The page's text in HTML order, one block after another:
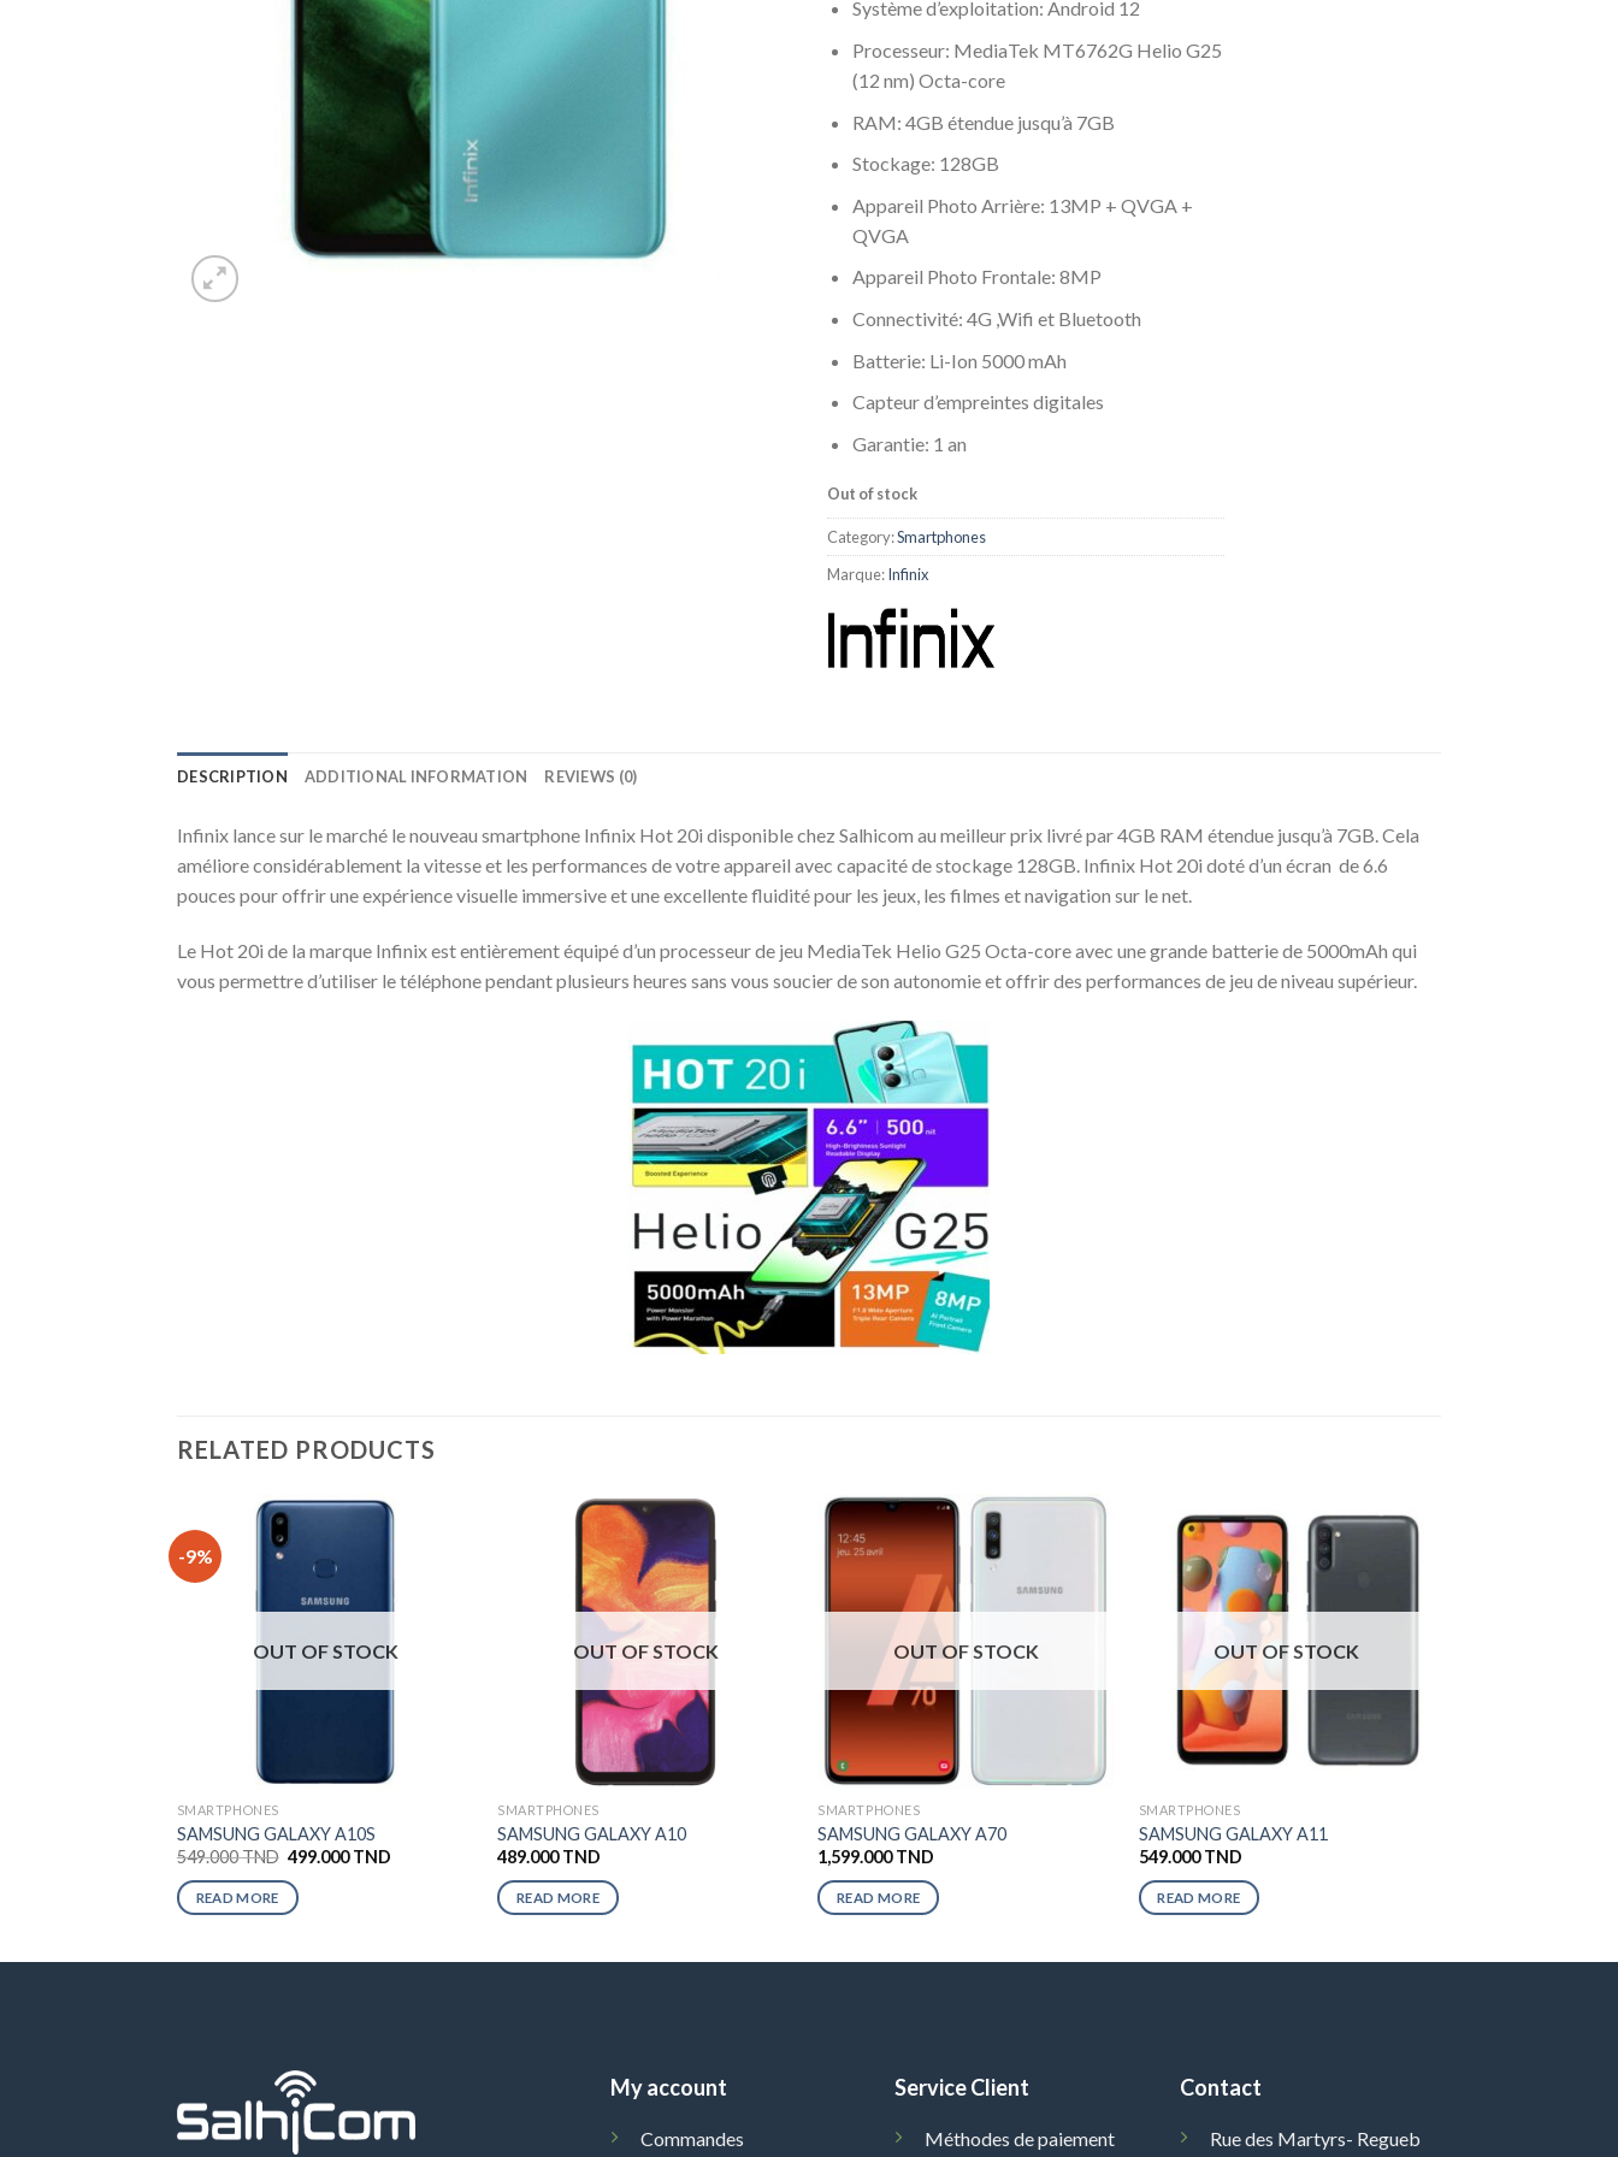
Système d’exploitation: Android 12
Processeur: MediaTek MT6762G Helio G25
(12 nm) Octa-core
RAM: 4GB étendue jusqu’à 7GB
Stockage: 128GB
Appareil Photo Arrière: 13MP + QVGA +
QVGA
Appareil Photo Frontale: 8MP
Connectivité: 4G ,Wifi et Bluetooth
Batterie: Li-Ion 5000 mAh
Capteur d’empreintes digitales
Garantie: 1 an
Out of stock
Category:Smartphones
Marque:Infinix
DESCRIPTION ADDITIONAL INFORMATION REVIEWS (0)
Infinix lance sur le marché le nouveau smartphone Infinix Hot 20i disponible chez Salhicom au meilleur prix livré par 4GB RAM étendue jusqu’à 7GB. Cela
améliore considérablement la vitesse et les performances de votre appareil avec capacité de stockage 128GB. Infinix Hot 20i doté d’un écran de 6.6
pouces pour offrir une expérience visuelle immersive et une excellente fluidité pour les jeux, les filmes et navigation sur le net.
Le Hot 20i de la marque Infinix est entièrement équipé d’un processeur de jeu MediaTek Helio G25 Octa-core avec une grande batterie de 5000mAh qui
vous permettre d’utiliser le téléphone pendant plusieurs heures sans vous soucier de son autonomie et offrir des performances de jeu de niveau supérieur.
RELATED PRODUCTS
-9%
OUT OF STOCK
SMARTPHONES
SAMSUNG GALAXY A10S
549.000TND 499.000TND
READ MORE
OUT OF STOCK
SMARTPHONES
SAMSUNG GALAXY A10
489.000TND
READ MORE
OUT OF STOCK
SMARTPHONES
SAMSUNG GALAXY A70
1,599.000TND
READ MORE
OUT OF STOCK
SMARTPHONES
SAMSUNG GALAXY A11
549.000TND
READ MORE
My account
Commandes
Service Client
Méthodes de paiement
Contact
Rue des Martyrs- Regueb